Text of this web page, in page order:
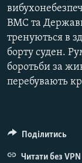
УКР
ДОЛУЧАЙСЯ!
Усі сайти
ВМС та
тренуються в
борту суден.
боротьби за
перебувають
Поділитись
Читати без VPN